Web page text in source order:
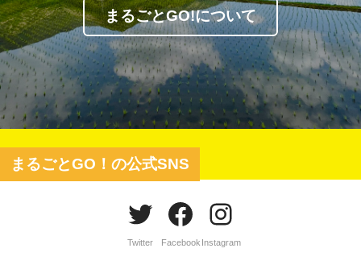
まるごとGO!について
まるごとGO！の公式SNS